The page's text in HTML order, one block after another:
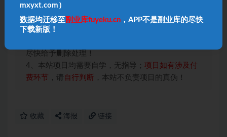
1、本内容转载于网络，版权归原作者所有！
2、本站仅提供信息存储空间服务，不拥有所有权，
不承担相关法律责任！
尽快给予删除处理！
4、本站项目均需要自学，无指导； 项目如有涉及付
费环节 ，请 自行判断 ，本站不负责项目的真伪！
收藏 海报 链接
mxyxt.com）
数据均迁移至副业库fuyeku.cn ，APP不是副业库的尽快
下载新版！